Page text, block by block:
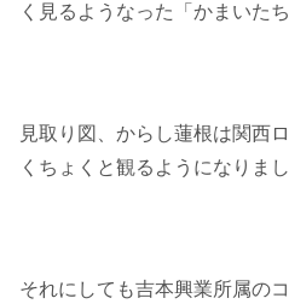
く見るようなった「かまいた
見取り図、からし蓮根は関西
くちょくと観るようになりまし
それにしても吉本興業所属の